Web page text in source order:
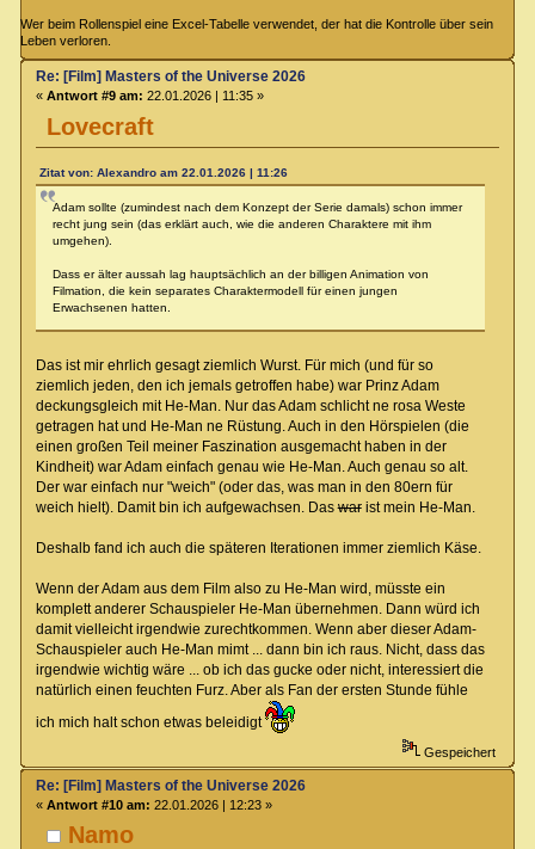
Wer beim Rollenspiel eine Excel-Tabelle verwendet, der hat die Kontrolle über sein
Leben verloren.
Lovecraft
Re: [Film] Masters of the Universe 2026
« Antwort #9 am: 22.01.2026 | 11:35 »
Zitat von: Alexandro am 22.01.2026 | 11:26
Adam sollte (zumindest nach dem Konzept der Serie damals) schon immer
recht jung sein (das erklärt auch, wie die anderen Charaktere mit ihm
umgehen).
Dass er älter aussah lag hauptsächlich an der billigen Animation von
Filmation, die kein separates Charaktermodell für einen jungen
Erwachsenen hatten.
Das ist mir ehrlich gesagt ziemlich Wurst. Für mich (und für so
ziemlich jeden, den ich jemals getroffen habe) war Prinz Adam
deckungsgleich mit He-Man. Nur das Adam schlicht ne rosa Weste
getragen hat und He-Man ne Rüstung. Auch in den Hörspielen (die
einen großen Teil meiner Faszination ausgemacht haben in der
Kindheit) war Adam einfach genau wie He-Man. Auch genau so alt.
Der war einfach nur "weich" (oder das, was man in den 80ern für
weich hielt). Damit bin ich aufgewachsen. Daswarist mein He-Man.
Deshalb fand ich auch die späteren Iterationen immer ziemlich Käse.
Wenn der Adam aus dem Film also zu He-Man wird, müsste ein
komplett anderer Schauspieler He-Man übernehmen. Dann würd ich
damit vielleicht irgendwie zurechtkommen. Wenn aber dieser Adam-
Schauspieler auch He-Man mimt ... dann bin ich raus. Nicht, dass das
irgendwie wichtig wäre ... ob ich das gucke oder nicht, interessiert die
natürlich einen feuchten Furz. Aber als Fan der ersten Stunde fühle
ich mich halt schon etwas beleidigt
Gespeichert
Namo
Re: [Film] Masters of the Universe 2026
« Antwort #10 am: 22.01.2026 | 12:23 »